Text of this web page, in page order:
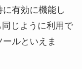
有効に機能し
じように利用で
ルといえま